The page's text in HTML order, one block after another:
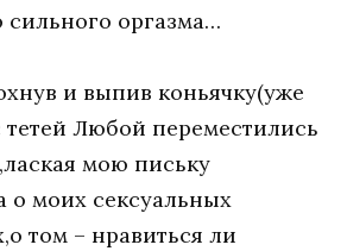
сильного оргазма…
и выпив коньячку(уже
тетей Любой переместились
мою письку
о моих сексуальных
том – нравиться ли